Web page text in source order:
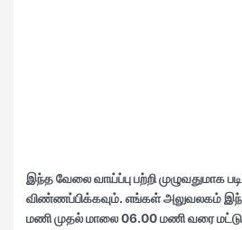
இந்த வேலை வாய்ப்பு பற்றி முழுவதுமாக
விண்ணப்பிக்கவும். எங்கள்அலுவலகம்
மணி முதல் மாலை 06.00 மணி வரை